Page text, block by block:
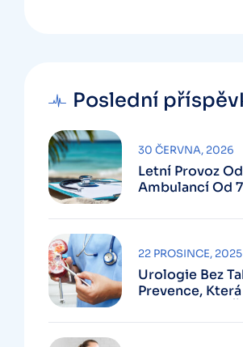
Poslední
Letní Provoz
Ambulancí Od
30 ČERVNA, 2026
Urologie Bez
Prevence,
22 PROSINCE, 2025